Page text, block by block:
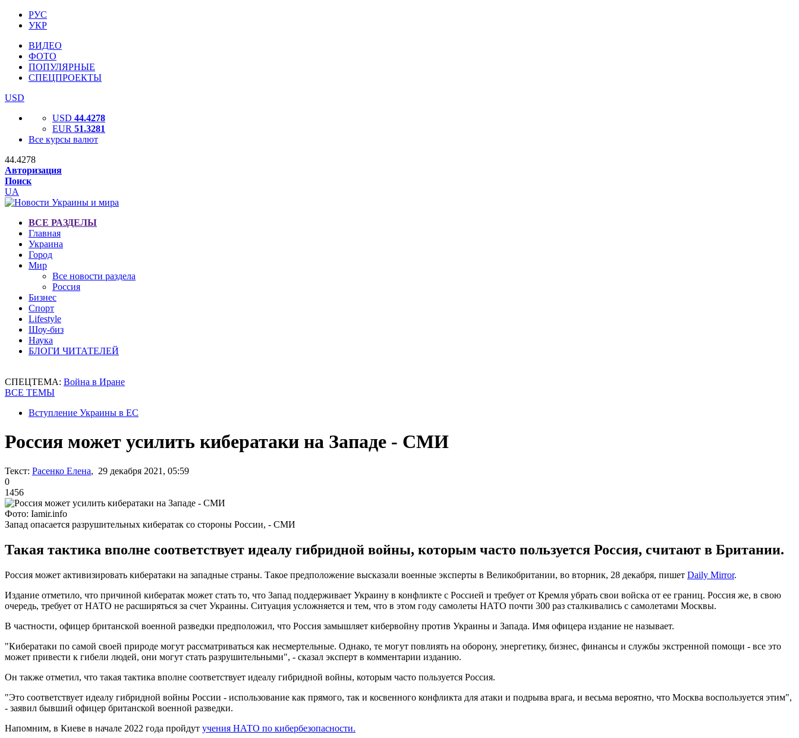
РУС
УКР
ВИДЕО
ФОТО
ПОПУЛЯРНЫЕ
СПЕЦПРОЕКТЫ
USD
USD 44.4278
EUR 51.3281
Все курсы валют
44.4278
Авторизация
Поиск
UA
ВСЕ РАЗДЕЛЫ
Главная
Украина
Город
Мир
Все новости раздела
Россия
Бизнес
Спорт
Lifestyle
Шоу-биз
Наука
БЛОГИ ЧИТАТЕЛЕЙ
СПЕЦТЕМА: Война в Иране
ВСЕ ТЕМЫ
Вступление Украины в ЕС
Россия может усилить кибератаки на Западе - СМИ
Текст: Расенко Елена, 29 декабря 2021, 05:59
0
1456
Фото: Iamir.info
Запад опасается разрушительных кибератак со стороны России, - СМИ
Такая тактика вполне соответствует идеалу гибридной войны, которым часто пользуется Россия, считают в Британии.
Россия может активизировать кибератаки на западные страны. Такое предположение высказали военные эксперты в Великобритании, во вторник, 28 декабря, пишет Daily Mirror.
Издание отметило, что причиной кибератак может стать то, что Запад поддерживает Украину в конфликте с Россией и требует от Кремля убрать свои войска от ее границ. Россия же, в свою
очередь, требует от НАТО не расширяться за счет Украины. Ситуация усложняется и тем, что в этом году самолеты НАТО почти 300 раз сталкивались с самолетами Москвы.
В частности, офицер британской военной разведки предположил, что Россия замышляет кибервойну против Украины и Запада. Имя офицера издание не называет.
"Кибератаки по самой своей природе могут рассматриваться как несмертельные. Однако, те могут повлиять на оборону, энергетику, бизнес, финансы и службы экстренной помощи - все это
может привести к гибели людей, они могут стать разрушительными", - сказал эксперт в комментарии изданию.
Он также отметил, что такая тактика вполне соответствует идеалу гибридной войны, которым часто пользуется Россия.
"Это соответствует идеалу гибридной войны России - использование как прямого, так и косвенного конфликта для атаки и подрыва врага, и весьма вероятно, что Москва воспользуется этим",
- заявил бывший офицер британской военной разведки.
Напомним, в Киеве в начале 2022 года пройдут учения НАТО по кибербезопасности.